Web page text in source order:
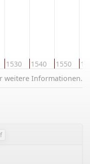
1530 1540 1550
weitere Informationen.